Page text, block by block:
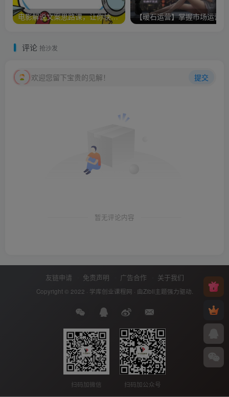
电影解说文案思路课，让你快速掌握文案编写的技巧（3节视频课程）
评论 抢沙发
欢迎您留下宝贵的见解！ 提交
暂无评论内容
友链申请 免责声明 广告合作 关于我们
Copyright © 2022 · 学库创业课程网 · 由Zibll主题强力驱动.
扫码加微信 扫码加公众号